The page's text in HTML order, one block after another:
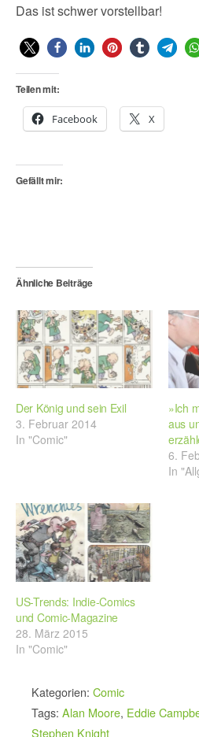
Das ist schwer vorstellbar!
Teilen mit:
Facebook X
Gefällt mir:
Ähnliche Beiträge
Der König und sein Exil
3. Februar 2014
In "Comic"
»Ich
aus
6.
In
US-Trends: Indie-Comics
und Comic-Magazine
28. März 2015
In "Comic"
Kategorien: Comic
Tags: Alan Moore, Eddie
Stephen Knight